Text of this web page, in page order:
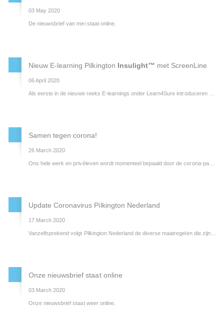
03 May 2020
De nieuwsbrief van mei staat online.
Nieuw E-learning Pilkington Insulight™ met ScreenLine
06 April 2020
Samen tegen corona!
26 March 2020
Ons hele werk en privéleven wordt momenteel bepaald door de corona-pandemie en de bijbehorende beperkingen en uitdagingen.
Update Coronavirus Pilkington Nederland
17 March 2020
Vanzelfsprekend volgt Pilkington Nederland de diverse maatregelen die zijn opgelegd vanuit de RIVM, Overheid en de NSG Group om het verspreiden van het coronavirus in te perken. Daarnaast hebben wij zelf ook nog extra maatregelen getroffen om de continuïteit van onze bedrijfsvoering te waarborgen en de gezondheid van onze medewerkers zoveel mogelijk te beschermen.
Onze nieuwsbrief staat online
03 March 2020
Onze nieuwsbrief staat weer online.